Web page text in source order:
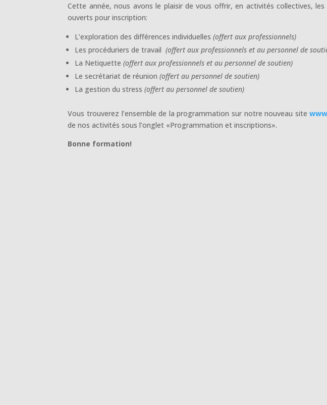
Cette année, nous avons le plaisir de vous offrir, en activités collectives,
ouverts pour inscription:
L’exploration des différences individuelles(offert aux professionnels)
Les procéduriers de travail(offert aux professionnels et au personnel de
La Netiquette(offert aux professionnels et au personnel de soutien)
Le secrétariat de réunion(offert au personnel de soutien)
La gestion du stress(offert au personnel de soutien)
Vous trouverez l’ensemble de la programmation sur notre nouveau site
de nos activités sous l’onglet «Programmation et inscriptions».
Bonne formation!